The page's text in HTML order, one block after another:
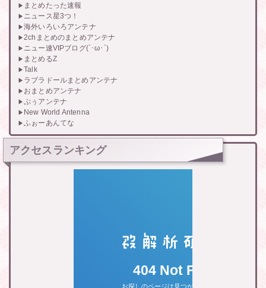
まとめたった速報
ニュース星3つ！
海外いろいろアンテナ
2chまとめのまとめアンテナ
ニュー速VIPブログ(`･ω･´)
まとめるZ
Talk
ラブラドールまとめアンテナ
おまとめアンテナ
ぷぅアンテナ
New World Antenna
ふぉーあんてな
アクセスランキング